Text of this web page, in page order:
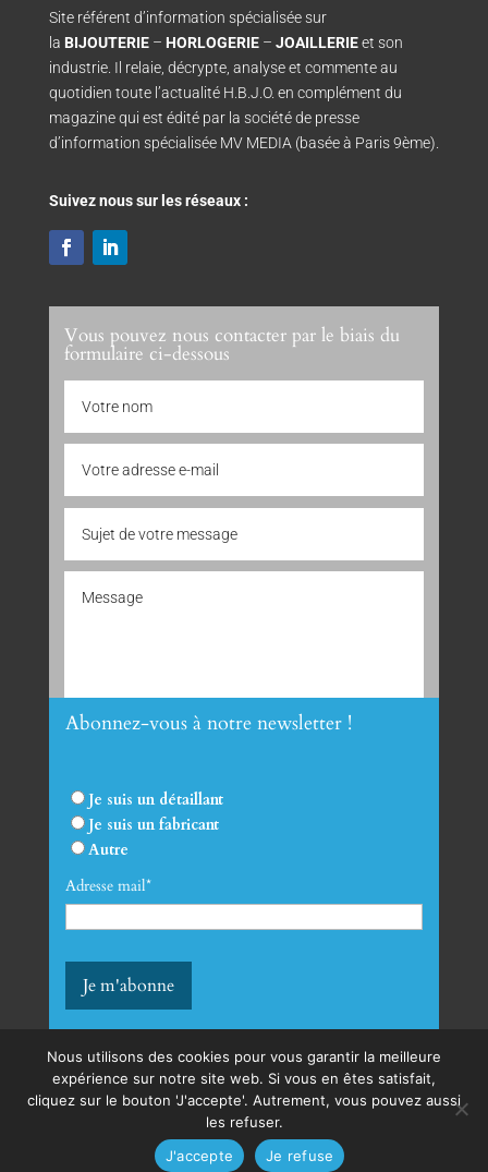
Site référent d’information spécialisée sur
la BIJOUTERIE– HORLOGERIE– JOAILLERIEet son
industrie. Il relaie, décrypte, analyse et commente au
quotidien toute l’actualité H.B.J.O. en complément du
magazine qui est édité par la société de presse
d’information spécialisée MV MEDIA (basée à Paris 9ème).
Suivez nous sur les réseaux :
Vous pouvez nous contacter par le biais du
formulaire ci-dessous
Abonnez-vous à notre newsletter !
Je suis un détaillant
Je suis un fabricant
Autre
Adresse mail*
mentions légales
Conditions générales de vente
Nous utilisons des cookies pour vous garantir la meilleure
expérience sur notre site web. Si vous en êtes satisfait,
cliquez sur le bouton 'J'accepte'. Autrement, vous pouvez aussi
les refuser.
J'accepte
Je refuse